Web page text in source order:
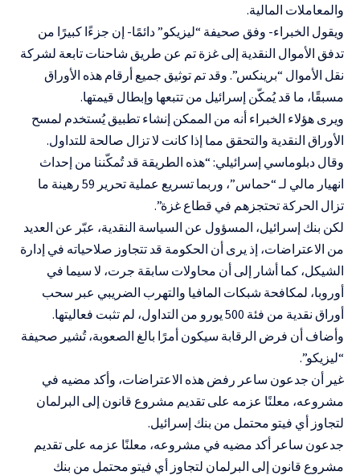
والمعاملات المالية.
ويقول الخبراء- وفق صحيفة “ليزيكو” دائمًا- إن جزءًا كبيرًا من
تدفق الأموال النقدية إلى غزة تم عن طريق شاحنات تابعة لشركة
نقل الأموال “برينكس”. وقد تم توثيق جميع أرقام هذه الأوراق
مسبقًا، ما قد يُمكّن إسرائيل من تتبعها وإبطال قيمتها.
ويرى هؤلاء الخبراء أنه من الممكن إنشاء تطبيق يُستخدم لمسح
الأوراق النقدية والتحقق مما إذا كانت لا تزال صالحة للتداول.
وقال دبلوماسي إسرائيلي: “هذه الطريقة قد تُمكّننا من إحداث
انهيار مالي لـ “حماس”، وربما تسريع عملية تحرير 59 رهينة ما
تزال الحركة تحتجزهم في قطاع غزة”.
لكن بنك إسرائيل، المسؤول عن السياسة النقدية، عبّر عن العديد
من الاعتراضات، إذ يرى أن الحكومة قد تتجاوز صلاحياته في إدارة
الشيكل، كما أشار إلى أن محاولات سابقة جرت، لا سيما في
أوروبا، لمكافحة شبكات المافيا والتهرب الضريبي عبر سحب
أوراق نقدية من فئة 500 يورو من التداول، لم تثبت فعاليتها.
وأضاف أن فرض الرقابة سيكون أمرًا بالغ الصعوبة، تُشير صحيفة
“ليزيكو”.
غير أن جدعون ساعر رفض هذه الاعتراضات، وأكد مضيه في
مشروعه، معلنًا عزمه على تقديم مشروع قانون إلى البرلمان
لتجاوز أي فيتو محتمل من بنك إسرائيل.
جدعون ساعر أكد مضيه في مشروعه، معلنًا عزمه على تقديم
مشروع قانون إلى البرلمان لتجاوز أي فيتو محتمل من بنك